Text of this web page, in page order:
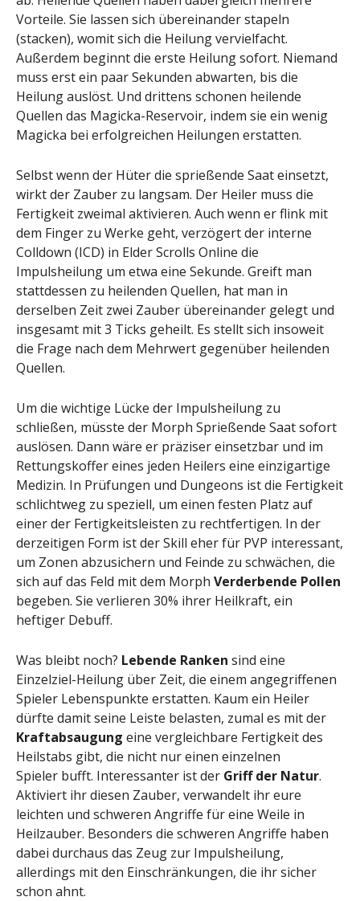
Vorteile. Sie lassen sich übereinander stapeln
(stacken), womit sich die Heilung vervielfacht.
Außerdem beginnt die erste Heilung sofort. Niemand
muss erst ein paar Sekunden abwarten, bis die
Heilung auslöst. Und drittens schonen heilende
Quellen das Magicka-Reservoir, indem sie ein wenig
Magicka bei erfolgreichen Heilungen erstatten.
Selbst wenn der Hüter die sprießende Saat einsetzt,
wirkt der Zauber zu langsam. Der Heiler muss die
Fertigkeit zweimal aktivieren. Auch wenn er flink mit
dem Finger zu Werke geht, verzögert der interne
Colldown (ICD) in Elder Scrolls Online die
Impulsheilung um etwa eine Sekunde. Greift man
stattdessen zu heilenden Quellen, hat man in
derselben Zeit zwei Zauber übereinander gelegt und
insgesamt mit 3 Ticks geheilt. Es stellt sich insoweit
die Frage nach dem Mehrwert gegenüber heilenden
Quellen.
Um die wichtige Lücke der Impulsheilung zu
schließen, müsste der Morph Sprießende Saat sofort
auslösen. Dann wäre er präziser einsetzbar und im
Rettungskoffer eines jeden Heilers eine einzigartige
Medizin. In Prüfungen und Dungeons ist die Fertigkeit
schlichtweg zu speziell, um einen festen Platz auf
einer der Fertigkeitsleisten zu rechtfertigen. In der
derzeitigen Form ist der Skill eher für PVP interessant,
um Zonen abzusichern und Feinde zu schwächen, die
sich auf das Feld mit dem Morph Verderbende Pollen
begeben. Sie verlieren 30% ihrer Heilkraft, ein
heftiger Debuff.
Was bleibt noch? Lebende Ranken sind eine
Einzelziel-Heilung über Zeit, die einem angegriffenen
Spieler Lebenspunkte erstatten. Kaum ein Heiler
dürfte damit seine Leiste belasten, zumal es mit der
Kraftabsaugung eine vergleichbare Fertigkeit des
Heilstabs gibt, die nicht nur einen einzelnen
Spieler bufft. Interessanter ist der Griff der Natur.
Aktiviert ihr diesen Zauber, verwandelt ihr eure
leichten und schweren Angriffe für eine Weile in
Heilzauber. Besonders die schweren Angriffe haben
dabei durchaus das Zeug zur Impulsheilung,
allerdings mit den Einschränkungen, die ihr sicher
schon ahnt.